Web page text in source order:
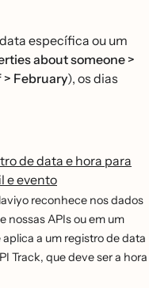
específica ou um
about someone >
February), os dias
de data e hora para
e evento
reconhece nos dados
nossas APIs ou em um
a um registro de data
Track, que deve ser a hora